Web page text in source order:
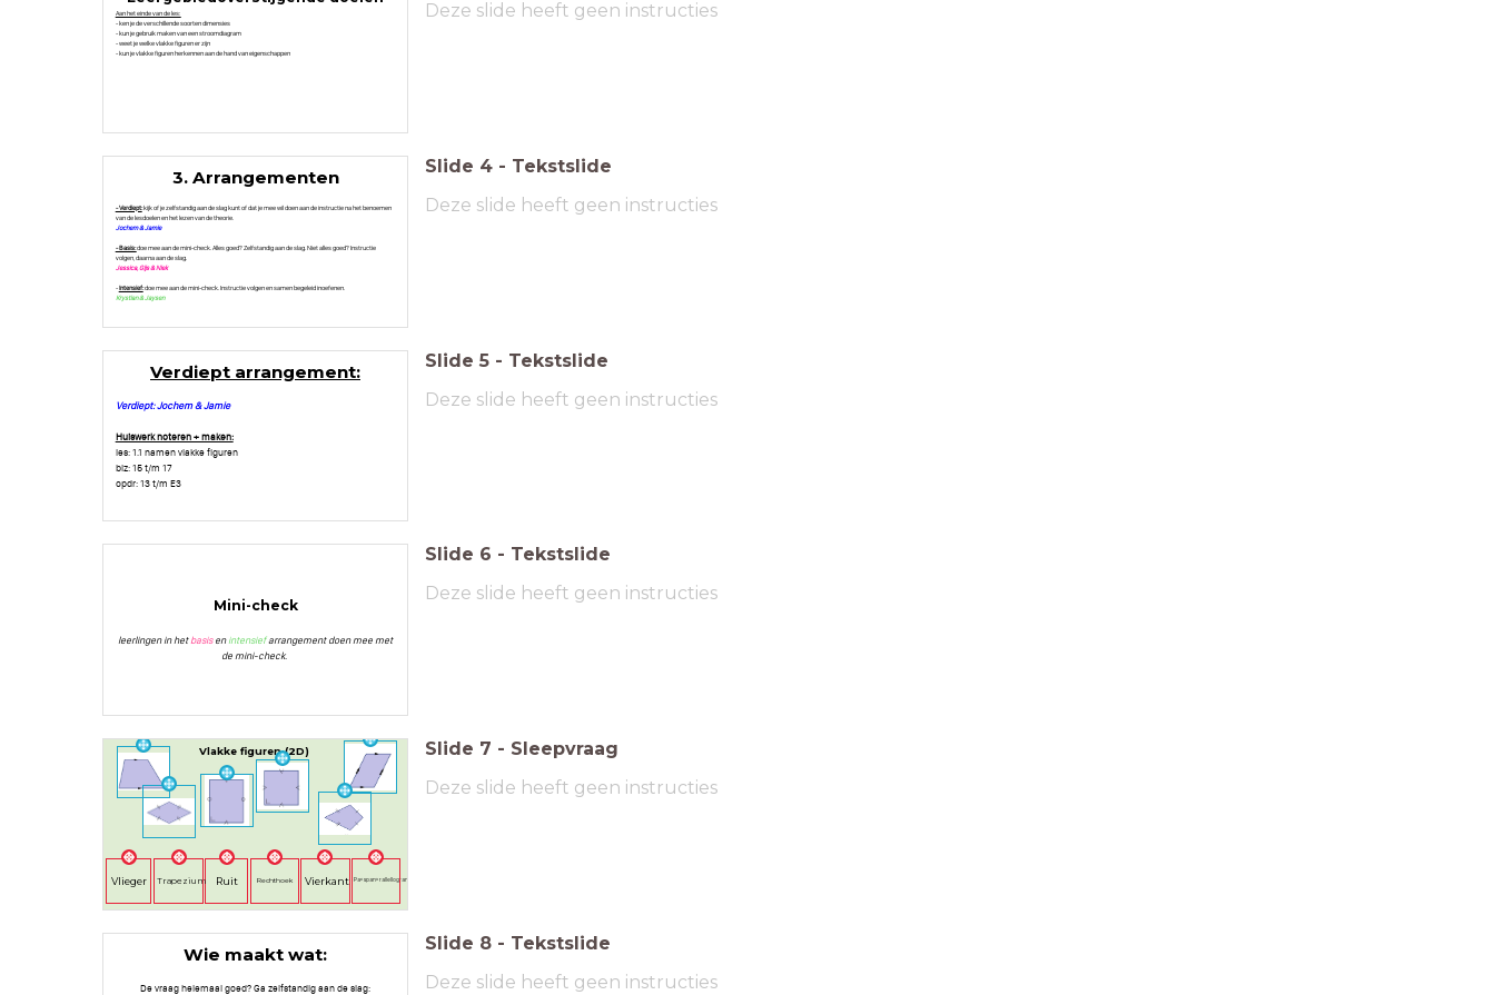
Aan het einde van de les:
- ken je de verschillende soorten dimensies
- kun je gebruik maken van een stroomdiagram
- weet je welke vlakke figuren er zijn
- kun je vlakke figuren herkennen aan de hand van eigenschappen
Deze slide heeft geen instructies
3. Arrangementen
- Verdiept:kijk of je zelfstandig aan de slag kunt of dat je mee wil doen aan de instructie na het benoemen
van de lesdoelen en het lezen van de theorie.
Jochem & Jamie
- Basis:doe mee aan de mini-check. Alles goed? Zelfstandig aan de slag. Niet alles goed? Instructie
volgen, daarna aan de slag.
Jessica, Gijs & Niek
-Intensief:doe mee aan de mini-check. Instructie volgen en samen begeleid inoefenen.
Krystian & Jaysen
Slide 4 - Tekstslide
Deze slide heeft geen instructies
Verdiept arrangement:
Verdiept: Jochem & Jamie
Huiswerk noteren + maken:
les: 1.1 namen vlakke figuren
blz: 15 t/m 17
opdr: 13 t/m E3
Slide 5 - Tekstslide
Deze slide heeft geen instructies
Mini-check
leerlingen in hetbasis enintensiefarrangement doen mee met
de mini-check.
Slide 6 - Tekstslide
Deze slide heeft geen instructies
Vlakke figuren (2D)
Ruit Pa<span>rallellogram</span>
Vierkant
Rechthoek
Vlieger Trapezium
Slide 7 - Sleepvraag
Deze slide heeft geen instructies
Wie maakt wat:
De vraag helemaal goed? Ga zelfstandig aan de slag:
Slide 8 - Tekstslide
Deze slide heeft geen instructies